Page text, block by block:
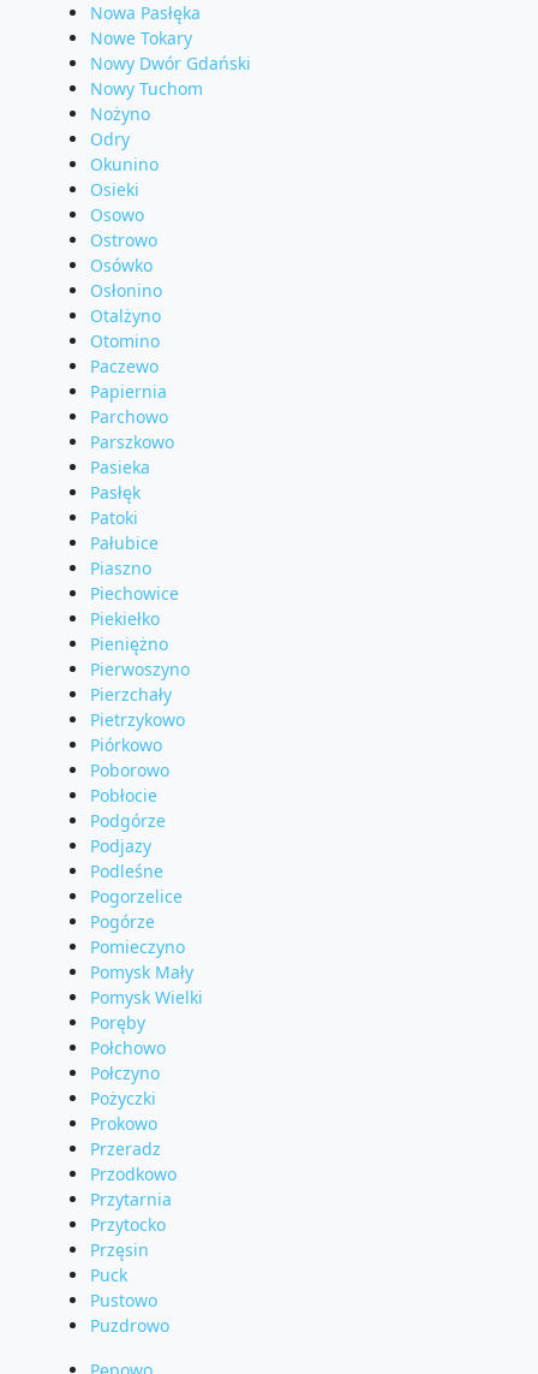
Nowa Pasłęka
Nowe Tokary
Nowy Dwór Gdański
Nowy Tuchom
Nożyno
Odry
Okunino
Osieki
Osowo
Ostrowo
Osówko
Osłonino
Otalżyno
Otomino
Paczewo
Papiernia
Parchowo
Parszkowo
Pasieka
Pasłęk
Patoki
Pałubice
Piaszno
Piechowice
Piekiełko
Pieniężno
Pierwoszyno
Pierzchały
Pietrzykowo
Piórkowo
Poborowo
Pobłocie
Podgórze
Podjazy
Podleśne
Pogorzelice
Pogórze
Pomieczyno
Pomysk Mały
Pomysk Wielki
Poręby
Połchowo
Połczyno
Pożyczki
Prokowo
Przeradz
Przodkowo
Przytarnia
Przytocko
Przęsin
Puck
Pustowo
Puzdrowo